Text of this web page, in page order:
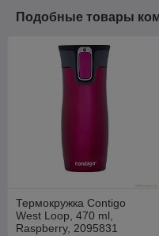
Подобные товары
Термокружка Contigo
West Loop, 470 ml,
Raspberry, 2095831